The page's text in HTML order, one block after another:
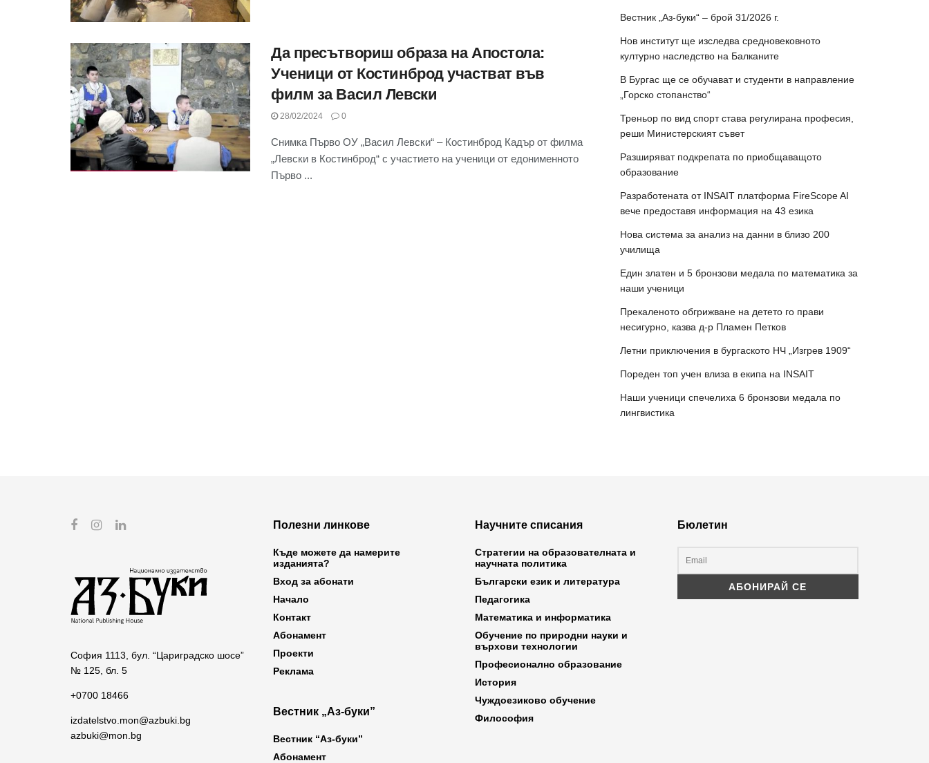
Да пресътвориш образа на Апостола:
Ученици от Костинброд участват във
филм за Васил Левски
28/02/2024 0
Снимка Първо ОУ „Васил Левски“ – Костинброд Кадър от филма
„Левски в Костинброд“ с участието на ученици от едонименното
Първо ...
Вестник „Аз-буки“ – брой 31/2026 г.
Нов институт ще изследва средновековното
културно наследство на Балканите
В Бургас ще се обучават и студенти в направление
„Горско стопанство“
Треньор по вид спорт става регулирана професия,
реши Министерският съвет
Разширяват подкрепата по приобщаващото
образование
Разработената от INSAIT платформа FireScope AI
вече предоставя информация на 43 езика
Нова система за анализ на данни в близо 200
училища
Един златен и 5 бронзови медала по математика за
наши ученици
Прекаленото обгрижване на детето го прави
несигурно, казва д-р Пламен Петков
Летни приключения в бургаското НЧ „Изгрев 1909“
Пореден топ учен влиза в екипа на INSAIT
Наши ученици спечелиха 6 бронзови медала по
лингвистика
София 1113, бул. “Цариградско шосе”
№ 125, бл. 5
+0700 18466
izdatelstvo.mon@azbuki.bg
azbuki@mon.bg
Полезни линкове
Къде можете да намерите
изданията?
Вход за абонати
Начало
Контакт
Абонамент
Проекти
Реклама
Вестник „Аз-буки”
Вестник “Аз-буки”
Абонамент
Научните списания
Стратегии на образователната и
научната политика
Български език и литература
Педагогика
Математика и информатика
Обучение по природни науки и
върхови технологии
Професионално образование
История
Чуждоезиково обучение
Философия
Бюлетин